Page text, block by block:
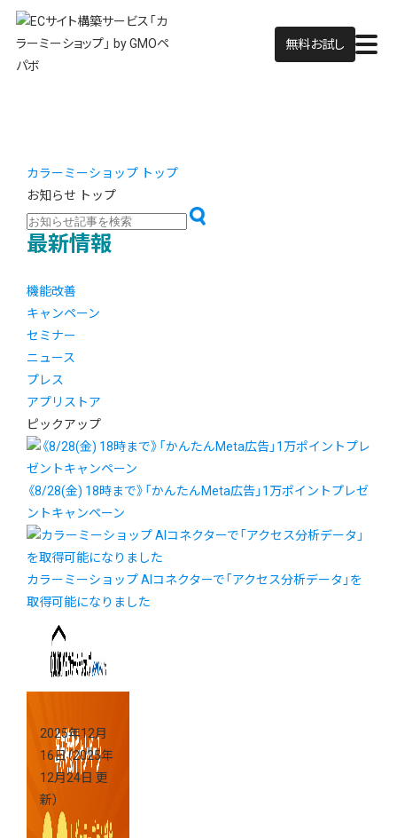
無料お試し
カラーミーショップ トップ
お知らせ トップ
最新情報
機能改善
キャンペーン
セミナー
ニュース
プレス
アプリストア
ピックアップ
《8/28(金) 18時まで》「かんたんMeta広告」1万ポイントプレゼ
ントキャンペーン
カラーミーショップ AIコネクターで「アクセス分析データ」を
取得可能になりました
2025年12月
16日（2025年
12月24日 更
新）